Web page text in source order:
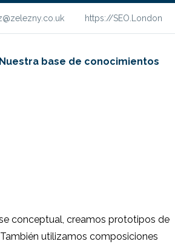
https://SEO.London
Nuestra base de conocimientos
conceptual, creamos prototipos de
utilizamos composiciones